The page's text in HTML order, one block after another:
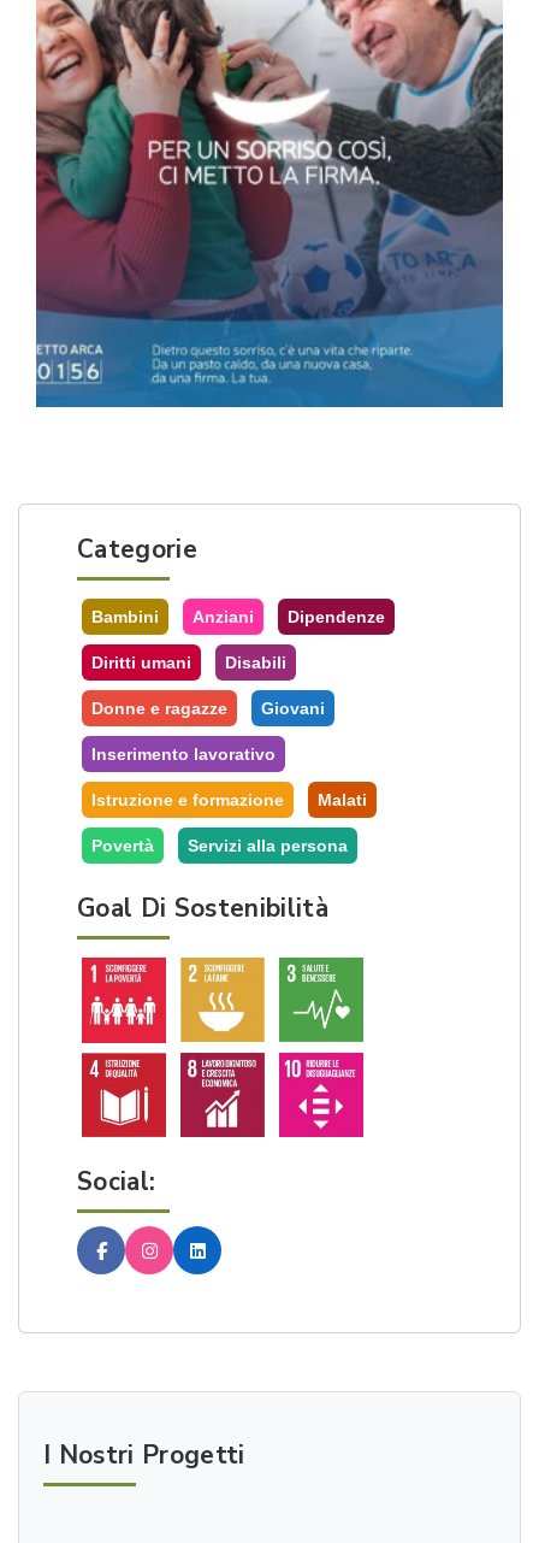
Categorie
Bambini Anziani Dipendenze
Diritti umani Disabili
Donne e ragazze Giovani
Inserimento lavorativo
Istruzione e formazione Malati
Povertà Servizi alla persona
Goal Di Sostenibilità
Social:
FacebookInstagramLinkedin
I Nostri Progetti